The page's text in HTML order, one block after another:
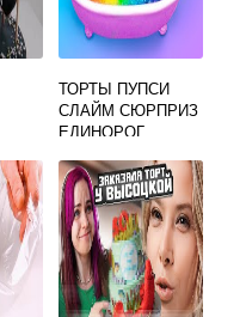
ТОРТЫ ПУПСИ
СЛАЙМ СЮРПРИЗ
ЕДИНОРОГ